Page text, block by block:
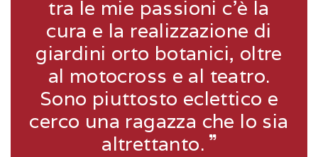
tra le mie passioni c’è la
cura e la realizzazione di
giardini orto botanici, oltre
al motocross e al teatro.
Sono piuttosto eclettico e
cerco una ragazza che lo sia
altrettanto.